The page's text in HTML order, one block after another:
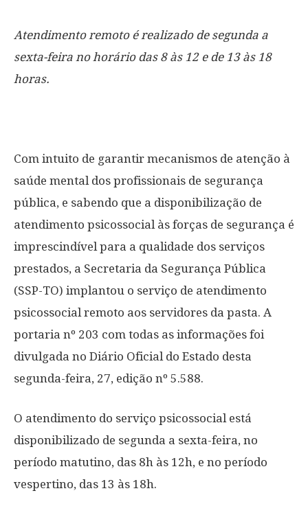
Atendimento remoto é realizado de segunda a
sexta-feira no horário das 8 às 12 e de 13 às 18
horas.
Com intuito de garantir mecanismos de atenção à
saúde mental dos profissionais de segurança
pública, e sabendo que a disponibilização de
atendimento psicossocial às forças de segurança é
imprescindível para a qualidade dos serviços
prestados, a Secretaria da Segurança Pública
(SSP-TO) implantou o serviço de atendimento
psicossocial remoto aos servidores da pasta. A
portaria nº 203 com todas as informações foi
divulgada no Diário Oficial do Estado desta
segunda-feira, 27, edição nº 5.588.
O atendimento do serviço psicossocial está
disponibilizado de segunda a sexta-feira, no
período matutino, das 8h às 12h, e no período
vespertino, das 13 às 18h.